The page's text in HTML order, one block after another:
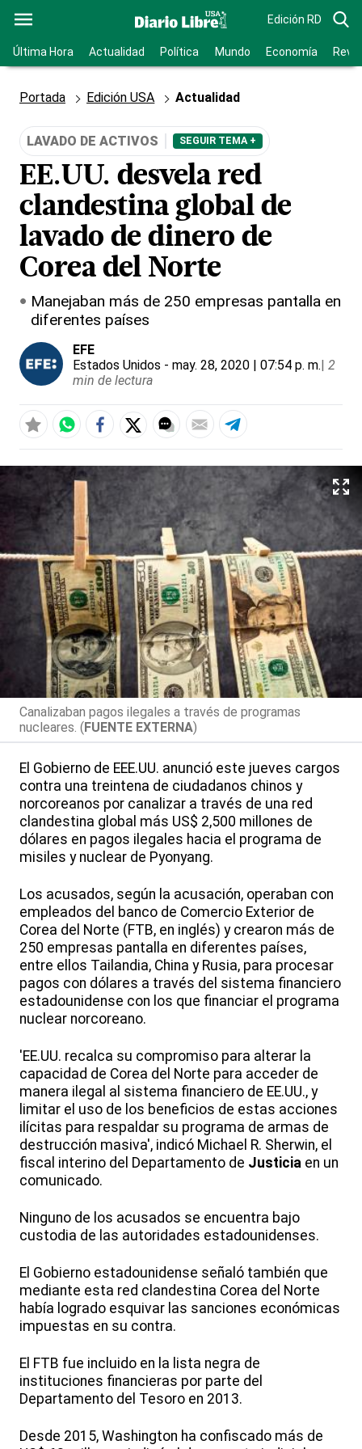
Edición RD
Última Hora Actualidad Política Mundo Economía
Portada Edición USA Actualidad
LAVADO DE ACTIVOS SEGUIR TEMA +
EE.UU. desvela red
clandestina global de
lavado de dinero de
Corea del Norte
Manejaban más de 250 empresas pantalla en
diferentes países
EFE
Estados Unidos - may. 28, 2020 | 07:54 p. m.| 2
min de lectura
Canalizaban pagos ilegales a través de programas
nucleares. (FUENTE EXTERNA)
El Gobierno de EEE.UU. anunció este jueves cargos
contra una treintena de ciudadanos chinos y
norcoreanos por canalizar a través de una red
clandestina global más US$ 2,500 millones de
dólares en pagos ilegales hacia el programa de
misiles y nuclear de Pyonyang.
Los acusados, según la acusación, operaban con
empleados del banco de Comercio Exterior de
Corea del Norte (FTB, en inglés) y crearon más de
250 empresas pantalla en diferentes países,
entre ellos Tailandia, China y Rusia, para procesar
pagos con dólares a través del sistema financiero
estadounidense con los que financiar el programa
nuclear norcoreano.
'EE.UU. recalca su compromiso para alterar la
capacidad de Corea del Norte para acceder de
manera ilegal al sistema financiero de EE.UU., y
limitar el uso de los beneficios de estas acciones
ilícitas para respaldar su programa de armas de
destrucción masiva', indicó Michael R. Sherwin, el
fiscal interino del Departamento de Justicia en un
comunicado.
Ninguno de los acusados se encuentra bajo
custodia de las autoridades estadounidenses.
El Gobierno estadounidense señaló también que
mediante esta red clandestina Corea del Norte
había logrado esquivar las sanciones económicas
impuestas en su contra.
El FTB fue incluido en la lista negra de
instituciones financieras por parte del
Departamento del Tesoro en 2013.
Desde 2015, Washington ha confiscado más de